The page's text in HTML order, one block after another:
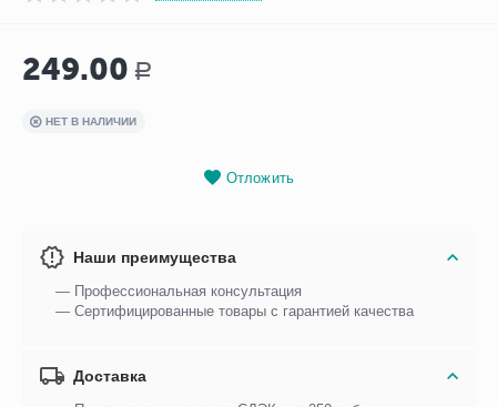
249.00 Р
НЕТ В НАЛИЧИИ
Отложить
Наши преимущества
— Профессиональная консультация
— Сертифицированные товары с гарантией качества
Доставка